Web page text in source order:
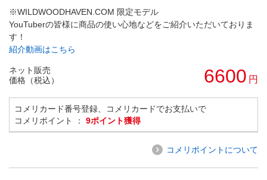
※WILDWOODHAVEN.COM 限定モデル
YouTuberの皆様に商品の使い心地などをご紹介いただいておりま
す！
紹介動画はこちら
ネット販売
価格（税込）
6600 円
コメリカード番号登録、コメリカードでお支払いで
コメリポイント ： 9ポイント獲得
コメリポイントについて